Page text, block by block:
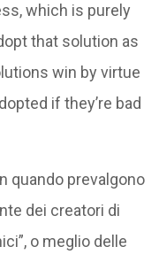
which is purely
that solution as
win by virtue
if they’re bad
quando prevalgono
dei creatori di
o meglio delle